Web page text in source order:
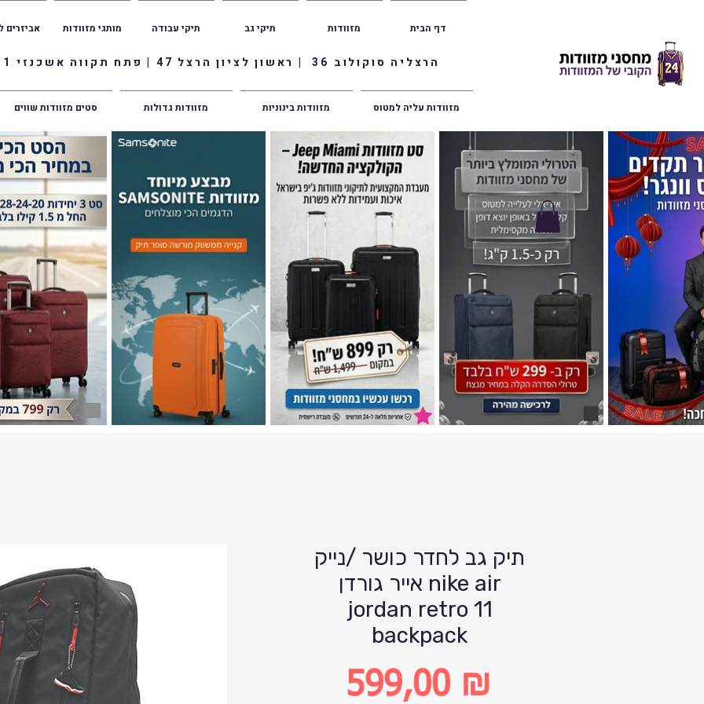
הרצליה סוקולוב 36 | ראשון לציון הרצל 47 | פתח תקווה אשכנזי 1
אביזרים מותגי מזוודות תיקי עבודה תיקי גב מזוודות דף הבית
סטים מזוודות שווים מזוודות גדולות מזוודות בינוניות מזוודות עליה למטוס
תיק גב לחדר כושר /נייק
אייר גורדן nike air
jordan retro 11
backpack
599,00 ₪